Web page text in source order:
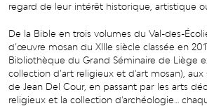
regard de leur intérêt historique, artistique
De la Bible en trois volumes du Val-des-
d’œuvre mosan du XIIIe siècle classée en
Bibliothèque du Grand Séminaire de Liège
collection d’art religieux et d'art mosan),
de Jean Del Cour, en passant par les arts
religieux et la collection d'archéologie…